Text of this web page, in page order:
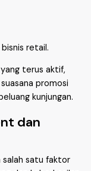
retail.
terus aktif,
promosi
kunjungan.
dan
salah satu faktor